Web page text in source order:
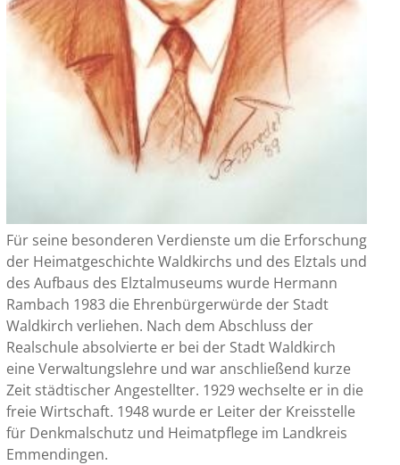
Für seine besonderen Verdienste um die Erforschung
der Heimatgeschichte Waldkirchs und des Elztals und
des Aufbaus des Elztalmuseums wurde Hermann
Rambach 1983 die Ehrenbürgerwürde der Stadt
Waldkirch verliehen. Nach dem Abschluss der
Realschule absolvierte er bei der Stadt Waldkirch
eine Verwaltungslehre und war anschließend kurze
Zeit städtischer Angestellter. 1929 wechselte er in die
freie Wirtschaft. 1948 wurde er Leiter der Kreisstelle
für Denkmalschutz und Heimatpflege im Landkreis
Emmendingen.